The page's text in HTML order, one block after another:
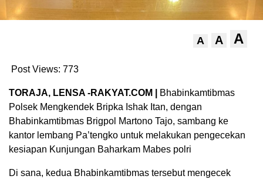
A A A
Post Views: 773
TORAJA, LENSA -RAKYAT.COM |
Bhabinkamtibmas
Polsek Mengkendek Bripka Ishak Itan, dengan
Bhabinkamtibmas Brigpol Martono Tajo, sambang ke
kantor lembang Pa’tengko untuk melakukan pengecekan
kesiapan Kunjungan Baharkam Mabes polri
Di sana, kedua Bhabinkamtibmas tersebut mengecek